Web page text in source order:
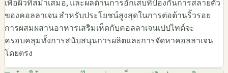
เพื่อผิวที่สม่ำเสมอ, และผลต้านการอักเสบที่ป้องกันการสลายตัว
ของคอลลาเจน สำหรับประโยชน์สูงสุดในการต่อต้านริ้วรอย
การผสมผสานอาหารเสริมเห็ดกับคอลลาเจนเปปไทด์จะ
ครอบคลุมทั้งการสนับสนุนการผลิตและการจัดหาคอลลาเจน
โดยตรง